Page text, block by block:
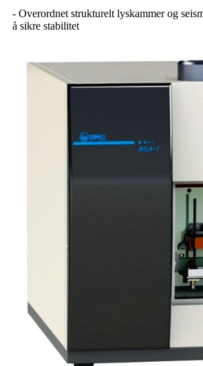
- Overordnet strukturelt lyskammer og
å sikre stabilitet